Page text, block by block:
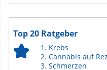
Top 20 Ratgeber
Krebs
Cannabis auf
Schmerzen